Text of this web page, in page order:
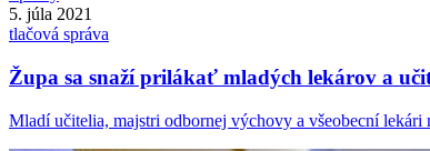
5. júla 2021
tlačová správa
Župa sa snaží prilákať mladých lekárov a
Mladí učitelia, majstri odbornej výchovy a všeobecní lekári